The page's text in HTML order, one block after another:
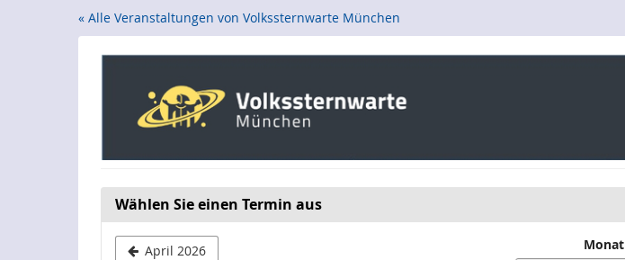
« Alle Veranstaltungen von Volkssternwarte München
Wählen Sie einen Termin aus
April 2026 Monat